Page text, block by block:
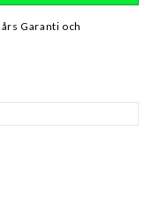
Garanti och